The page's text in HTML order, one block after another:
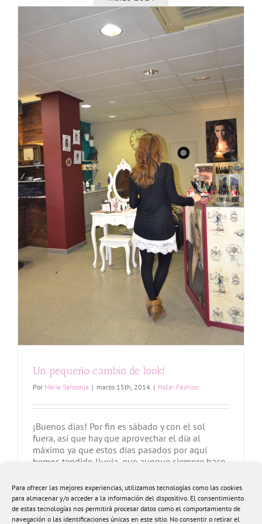
Para ofrecer las mejores experiencias, utilizamos tecnologías como las cookies
para almacenar y/o acceder a la información del dispositivo. El consentimiento
de estas tecnologías nos permitirá procesar datos como el comportamiento de
navegación o las identificaciones únicas en este sitio. No consentir o retirar el
Un pequeño cambio de look!
Por Maria Santonja | marzo 15th, 2014 | Hola! Fashion
¡Buenos días! Por fin es sábado y con el sol
fuera, así que hay que aprovechar el día al
máximo ya que estos días pasados por aquí
hemos tendido lluvia, que aunque siempre hace
Pero si en el finde sale el sol, es perfecto!!! Hoy
vengo [...]
Más información 0